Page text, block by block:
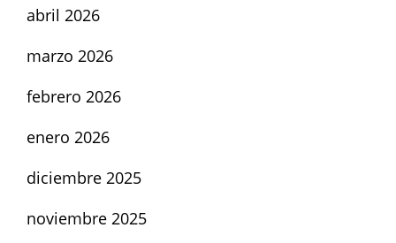
abril 2026
marzo 2026
febrero 2026
enero 2026
diciembre 2025
noviembre 2025